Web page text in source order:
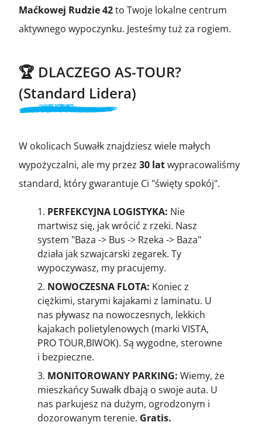
Maćkowej Rudzie 42to Twoje lokalne centrum
aktywnego wypoczynku. Jesteśmy tuż za rogiem.
🏆 DLACZEGO AS-TOUR?
(Standard Lidera)
W okolicach Suwałk znajdziesz wiele małych
wypożyczalni, ale my przez 30 latwypracowaliśmy
standard, który gwarantuje Ci "święty spokój".
PERFEKCYJNA LOGISTYKA: Nie
martwisz się, jak wrócić z rzeki. Nasz
system "Baza -> Bus -> Rzeka -> Baza"
działa jak szwajcarski zegarek. Ty
wypoczywasz, my pracujemy.
NOWOCZESNA FLOTA: Koniec z
ciężkimi, starymi kajakami z laminatu. U
nas pływasz na nowoczesnych, lekkich
kajakach polietylenowych (marki VISTA,
PRO TOUR,BIWOK). Są wygodne, sterowne
i bezpieczne.
MONITOROWANY PARKING: Wiemy, że
mieszkańcy Suwałk dbają o swoje auta. U
nas parkujesz na dużym, ogrodzonym i
dozorowanym terenie. Gratis.